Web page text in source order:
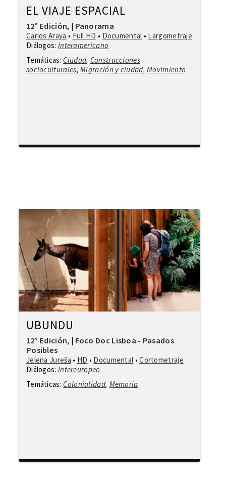
EL VIAJE ESPACIAL
12° Edición, | Panorama
Carlos Araya • Full HD • Documental • Largometraje
Diálogos: Interamericano
Temáticas: Ciudad, Construcciones
socioculturales,Migración y ciudad,Movimiento
UBUNDU
12° Edición, | Foco Doc Lisboa - Pasados
Posibles
Jelena Jureša • HD • Documental •Cortometraje
Diálogos: Intereuropeo
Temáticas: Colonialidad, Memoria